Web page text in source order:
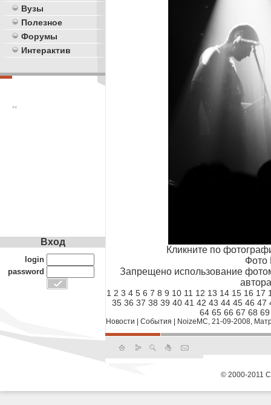
Вузы
Полезное
Форумы
Интерактив
**
Кликните по
Фото
Запрещено использование
1 2 3 4 5 6 7 8 9 10 11 12 13 14 15 16 17
35 36 37 38 39 40 41 42 43 44 45 46 47
64 65 66 67 68 69
Новости События NoizeMC, 21-09-2008,
Вход
login
password
© 2000-2011